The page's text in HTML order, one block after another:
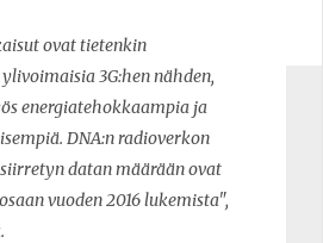
ovat tietenkin
3G:hen nähden,
energiatehokkaampia ja
DNA:n radioverkon
datan määrään ovat
vuoden 2016 lukemista",